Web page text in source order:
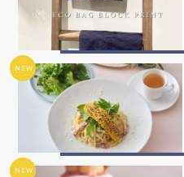
NEW
NEW